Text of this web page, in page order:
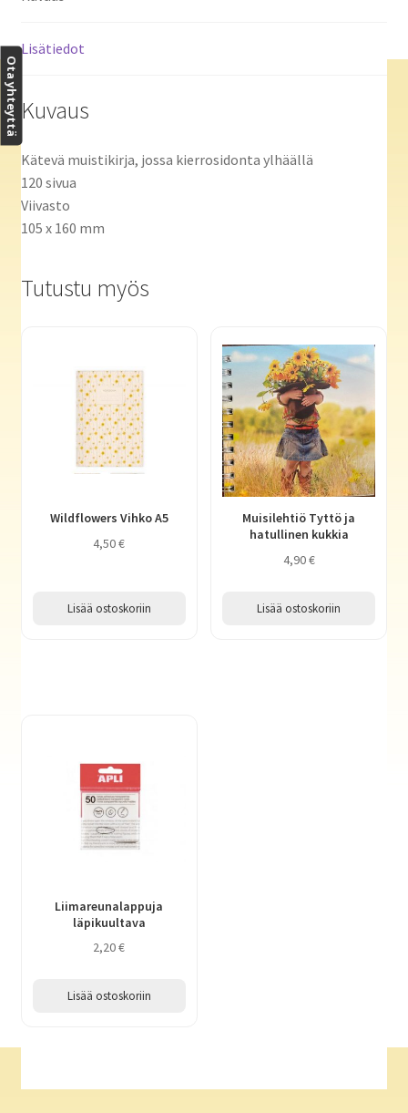
Lisätiedot
Kuvaus
Kätevä muistikirja, jossa kierrosidonta ylhäällä
120 sivua
Viivasto
105 x 160 mm
Tutustu myös
Wildflowers Vihko A5
4,50€
Lisää ostoskoriin
Muisilehtiö Tyttö ja
hatullinen kukkia
4,90€
Lisää ostoskoriin
Liimareunalappuja
läpikuultava
2,20€
Lisää ostoskoriin
Ota yhteyttä